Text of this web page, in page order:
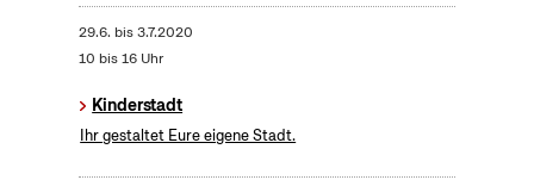
29.6. bis3.7.2020
10 bis 16 Uhr
Kinderstadt
Ihr gestaltet Eure eigene Stadt.